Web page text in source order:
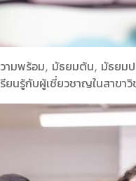
พร้อม, มัธยมต้น, มัธยมป
รู้กับผู้เชี่ยวชาญในสาขา